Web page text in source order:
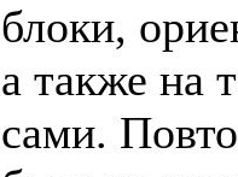
блоки,
а также на
сами.